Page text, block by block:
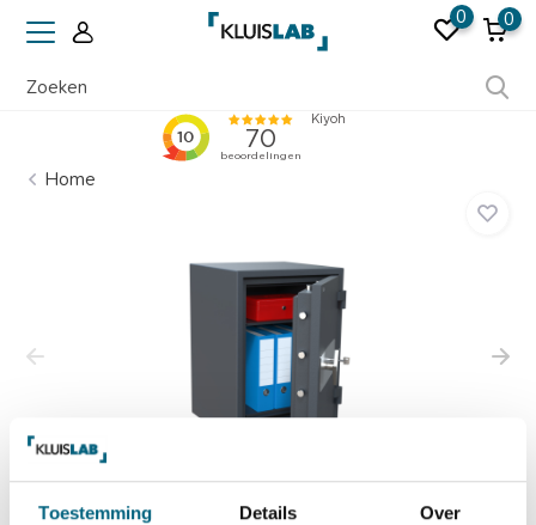
Toestemming Details Over
0 0
Home